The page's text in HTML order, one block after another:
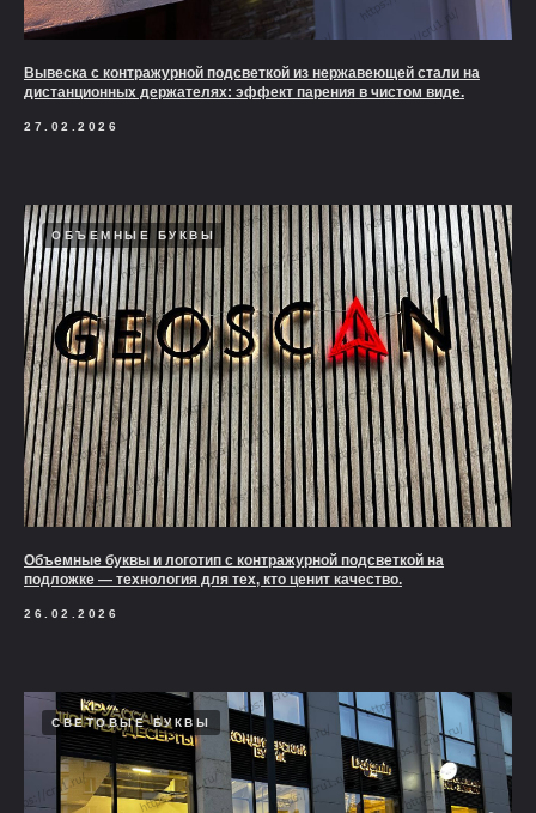
Вывеска с контражурной подсветкой из нержавеющей стали на
дистанционных держателях: эффект парения в чистом виде.
27.02.2026
ОБЪЕМНЫЕ БУКВЫ
Объемные буквы и логотип с контражурной подсветкой на
подложке — технология для тех, кто ценит качество.
26.02.2026
СВЕТОВЫЕ БУКВЫ